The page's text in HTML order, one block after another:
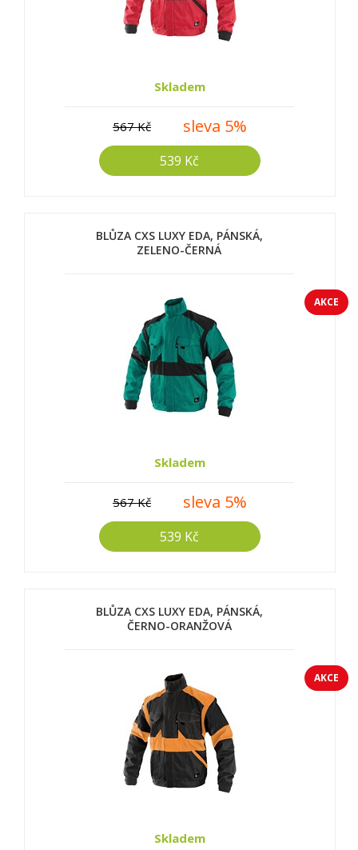
Skladem
567 Kč sleva 5%
539 Kč
AKCE
BLŮZA CXS LUXY EDA, PÁNSKÁ,
ZELENO-ČERNÁ
Skladem
567 Kč sleva 5%
539 Kč
AKCE
BLŮZA CXS LUXY EDA, PÁNSKÁ,
ČERNO-ORANŽOVÁ
Skladem